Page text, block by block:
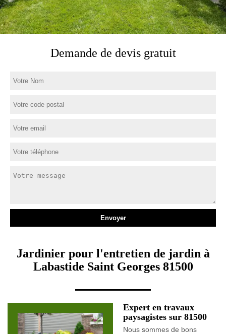
Demande de devis gratuit
Jardinier pour l'entretien de jardin à
Labastide Saint Georges 81500
Expert en travaux
paysagistes sur 81500
Nous sommes de bons